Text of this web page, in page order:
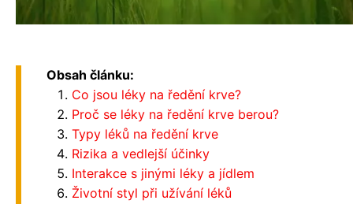
Obsah článku:
Co jsou léky na ředění krve?
Proč se léky na ředění krve berou?
Typy léků na ředění krve
Rizika a vedlejší účinky
Interakce s jinými léky a jídlem
Životní styl při užívání léků